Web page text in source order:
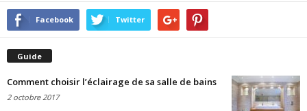
Facebook Twitter
Guide
Comment choisir l’éclairage de sa salle de bains
2 octobre 2017